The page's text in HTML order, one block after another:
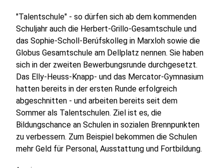
"Talentschule" - so dürfen sich ab dem kommenden
Schuljahr auch die Herbert-Grillo-Gesamtschule und
das Sophie-Scholl-Berúfskolleg in Marxloh sowie die
Globus Gesamtschule am Dellplatz nennen. Sie haben
sich in der zweiten Bewerbungsrunde durchgesetzt.
Das Elly-Heuss-Knapp- und das Mercator-Gymnasium
hatten bereits in der ersten Runde erfolgreich
abgeschnitten - und arbeiten bereits seit dem
Sommer als Talentschulen. Ziel ist es, die
Bildungschance an Schulen in sozialen Brennpunkten
zu verbessern. Zum Beispiel bekommen die Schulen
mehr Geld für Personal, Ausstattung und Fortbildung.